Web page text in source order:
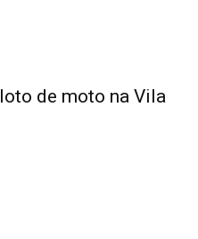
de moto na Vila